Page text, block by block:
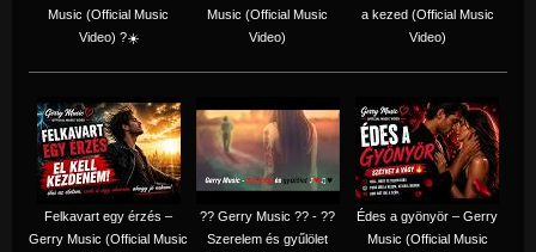
Music (Official Music
Video) ?☀️
Music (Official Music
Video)
a kezed (Official Music
Video)
Felkavart egy érzés –
Gerry Music (Official Music
?? Gerry Music ?? - ??
Szerelem és gyűlölet
Édes a gyönyör – Gerry
Music (Official Music